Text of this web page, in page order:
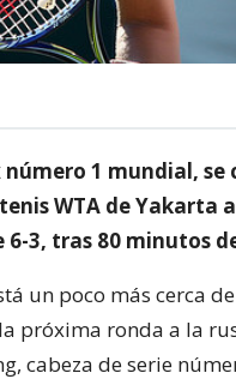
1 mundial,
WTA de Yakarta
6-3, tras 80 minutos
un poco más cerca
próxima ronda a la
cabeza de serie